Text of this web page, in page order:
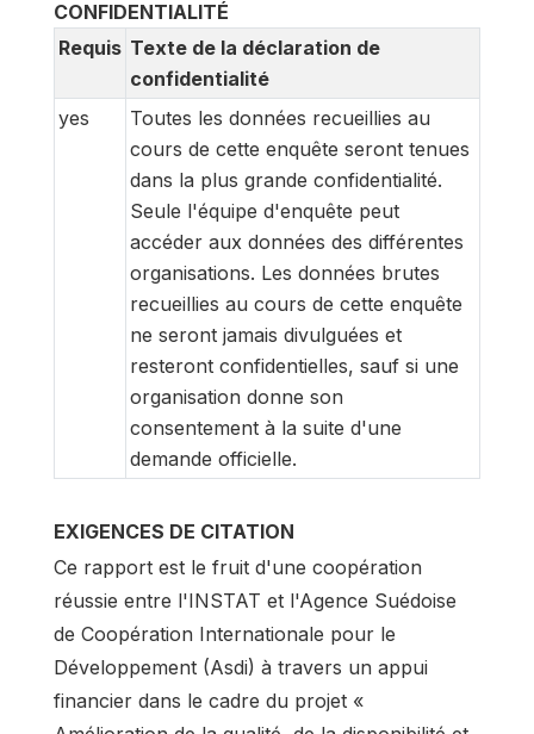
CONFIDENTIALITÉ
Requis Texte de la déclaration de
confidentialité
yes
Toutes les données recueillies au
cours de cette enquête seront tenues
dans la plus grande confidentialité.
Seule l'équipe d'enquête peut
accéder aux données des différentes
organisations. Les données brutes
recueillies au cours de cette enquête
ne seront jamais divulguées et
resteront confidentielles, sauf si une
organisation donne son
consentement à la suite d'une
demande officielle.
EXIGENCES DE CITATION
Ce rapport est le fruit d'une coopération
réussie entre l'INSTAT et l'Agence Suédoise
de Coopération Internationale pour le
Développement (Asdi) à travers un appui
financier dans le cadre du projet «